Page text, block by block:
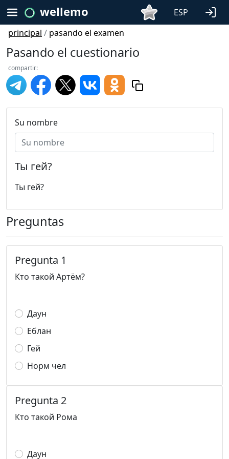
wellemo
ESP
principal / pasando el examen
Pasando el cuestionario
compartir:
Su nombre
Ты гей?
Ты гей?
Preguntas
Pregunta 1
Кто такой Артём?
Даун
Еблан
Гей
Норм чел
Pregunta 2
Кто такой Рома
Даун